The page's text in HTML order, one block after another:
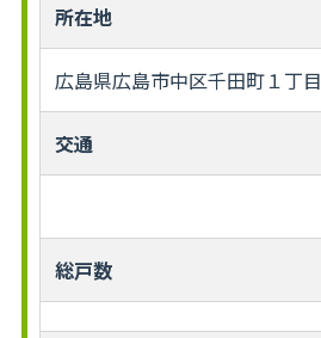
所在地
広島県広島市中区千田町１丁目
交通
総戸数